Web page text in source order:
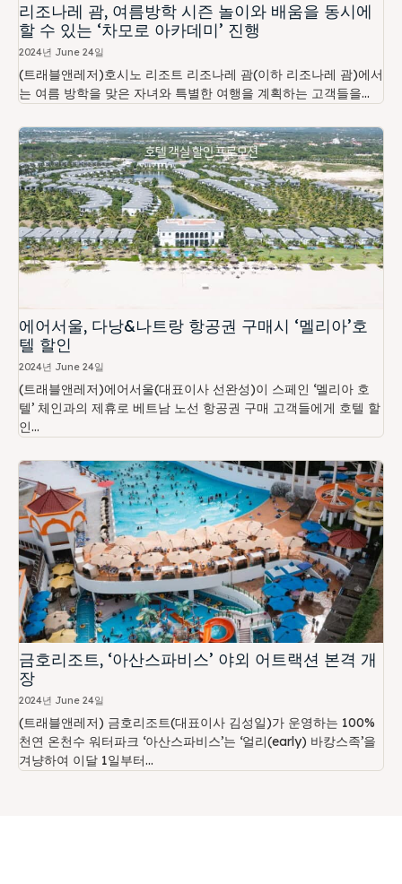
리조나레 괌, 여름방학 시즌 놀이와 배움을 동시에
할 수 있는 ‘차모로 아카데미’ 진행
2024년 June 24일
(트래블앤레저)호시노 리조트 리조나레 괌(이하 리조나레 괌)에서
는 여름 방학을 맞은 자녀와 특별한 여행을 계획하는 고객들을...
에어서울, 다낭&나트랑 항공권 구매시 ‘멜리아’호
텔 할인
2024년 June 24일
(트래블앤레저)에어서울(대표이사 선완성)이 스페인 ‘멜리아 호
텔’ 체인과의 제휴로 베트남 노선 항공권 구매 고객들에게 호텔 할
인...
금호리조트, ‘아산스파비스’ 야외 어트랙션 본격 개
장
2024년 June 24일
(트래블앤레저) 금호리조트(대표이사 김성일)가 운영하는 100%
천연 온천수 워터파크 ‘아산스파비스’는 ‘얼리(early) 바캉스족’을
겨냥하여 이달 1일부터...